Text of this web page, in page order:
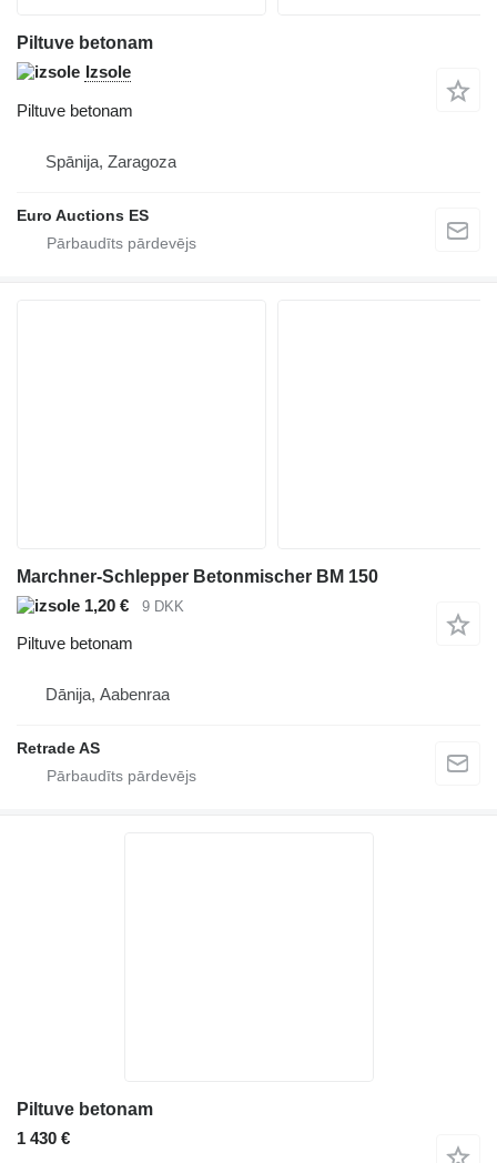
Piltuve betonam
Izsole
Piltuve betonam
Spānija, Zaragoza
Euro Auctions ES
Marchner-Schlepper Betonmischer BM 150
1,20 €
9 DKK
Piltuve betonam
Dānija, Aabenraa
Retrade AS
Piltuve betonam
1 430 €